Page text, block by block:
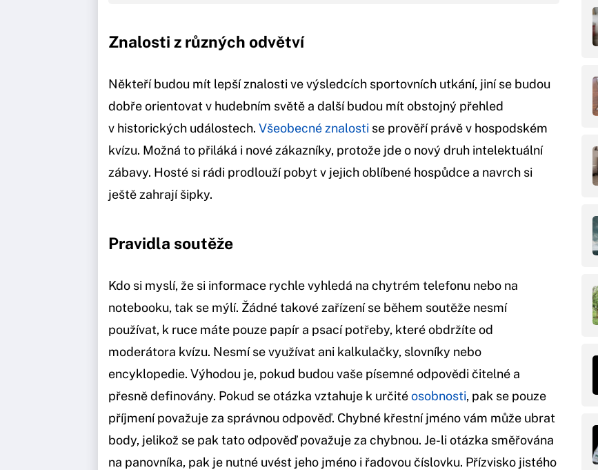
Znalosti z různých odvětví
Někteří budou mít lepší znalosti ve výsledcích sportovních utkání, jiní se budou
dobře orientovat v hudebním světě a další budou mít obstojný přehled
v historických událostech. Všeobecné znalosti se prověří právě v hospodském
kvízu. Možná to přiláká i nové zákazníky, protože jde o nový druh intelektuální
zábavy. Hosté si rádi prodlouží pobyt v jejich oblíbené hospůdce a navrch si
ještě zahrají šipky.
Pravidla soutěže
Kdo si myslí, že si informace rychle vyhledá na chytrém telefonu nebo na
notebooku, tak se mýlí. Žádné takové zařízení se během soutěže nesmí
používat, k ruce máte pouze papír a psací potřeby, které obdržíte od
moderátora kvízu. Nesmí se využívat ani kalkulačky, slovníky nebo
encyklopedie. Výhodou je, pokud budou vaše písemné odpovědi čitelné a
přesně definovány. Pokud se otázka vztahuje k určitéosobnosti, pak se pouze
příjmení považuje za správnou odpověď. Chybné křestní jméno vám může ubrat
body, jelikož se pak tato odpověď považuje za chybnou. Je-li otázka směřována
na panovníka, pak je nutné uvést jeho jméno i řadovou číslovku. Přízvisko jistého